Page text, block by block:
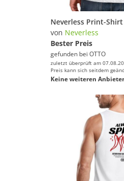
von Neverless
Bester Preis
gefunden bei OTTO
zuletzt überprüft am
Preis kann sich seitdem
Keine weiteren Anbieter